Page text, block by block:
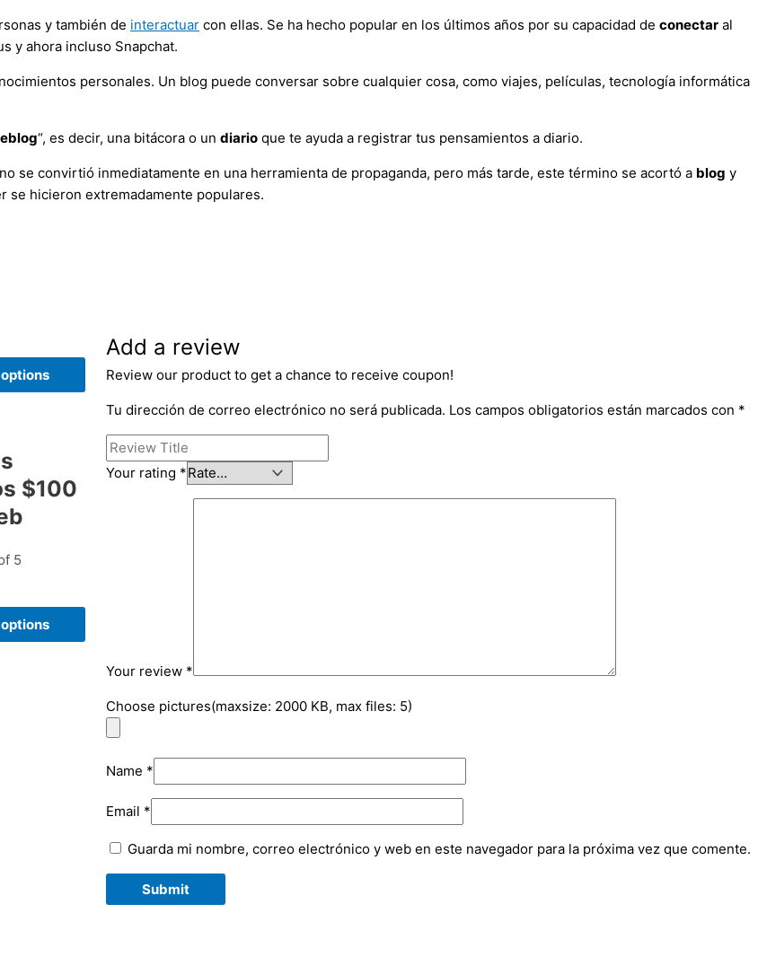
y también de interactuar con ellas. Se ha hecho popular en los últimos años por su capacidad de conectar al
y ahora incluso Snapchat.
personales. Un blog puede conversar sobre cualquier cosa, como viajes, películas, tecnología informática
“, es decir, una bitácora o un diario que te ayuda a registrar tus pensamientos a diario.
se convirtió inmediatamente en una herramienta de propaganda, pero más tarde, este término se acortó a blog y
se hicieron extremadamente populares.
Add a review
Review our product to get a chance to receive coupon!
Tu dirección de correo electrónico no será publicada. Los campos obligatorios están marcados con *
Your rating *
Your review *
Choose pictures(maxsize: 2000 KB, max files: 5)
Name *
Email *
Guarda mi nombre, correo electrónico y web en este navegador para la próxima vez que comente.
$100
5